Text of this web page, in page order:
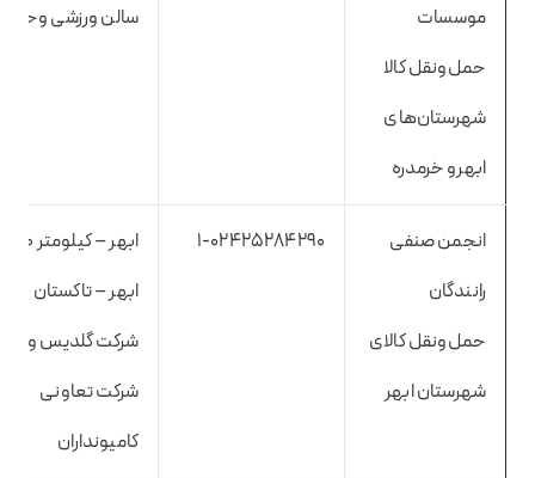
موسسات
حمل‌ونقل کالا
شهرستان‌های
ابهرو خرمدره
سالن ورزشی
انجمن صنفی
رانندگان
حمل‌ونقل کالای
شهرستان ابهر
۱-۰۲۴۲۵۲۸۴۲۹۰
ابهر – تاکستان –
شرکت گلدیس واقع
شرکت تعاونی
کامیونداران